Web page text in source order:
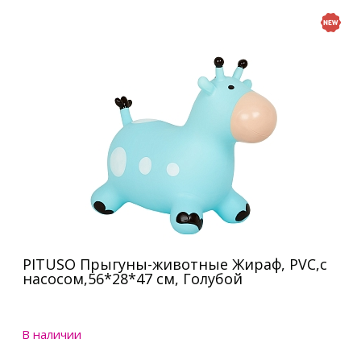
PITUSO Прыгуны-животные Жираф, PVC,с
насосом,56*28*47 см, Голубой
В наличии